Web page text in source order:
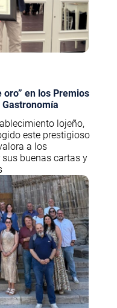
oro” en los Premios
lojeño,
este prestigioso
a los
buenas cartas y